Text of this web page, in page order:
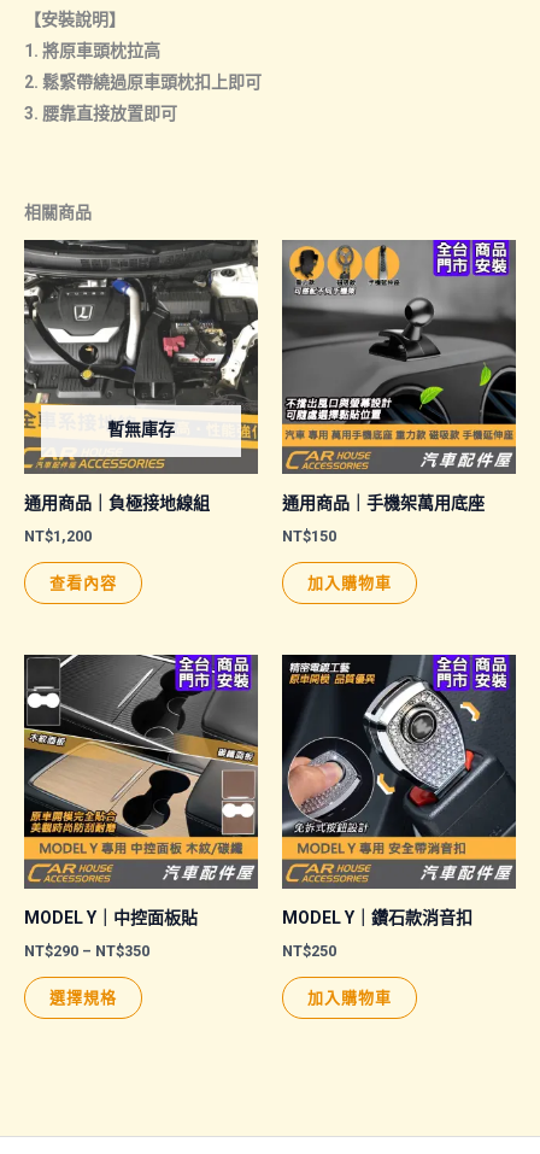
【安裝說明】
1. 將原車頭枕拉高
2. 鬆緊帶繞過原車頭枕扣上即可
3. 腰靠直接放置即可
相關商品
暫無庫存
通用商品｜負極接地線組
NT$1,200
查看內容
通用商品｜手機架萬用底座
NT$150
加入購物車
MODEL Y｜中控面板貼
NT$290 – NT$350價
選擇規格
種
MODEL Y｜鑽石款消音扣
NT$250
加入購物車